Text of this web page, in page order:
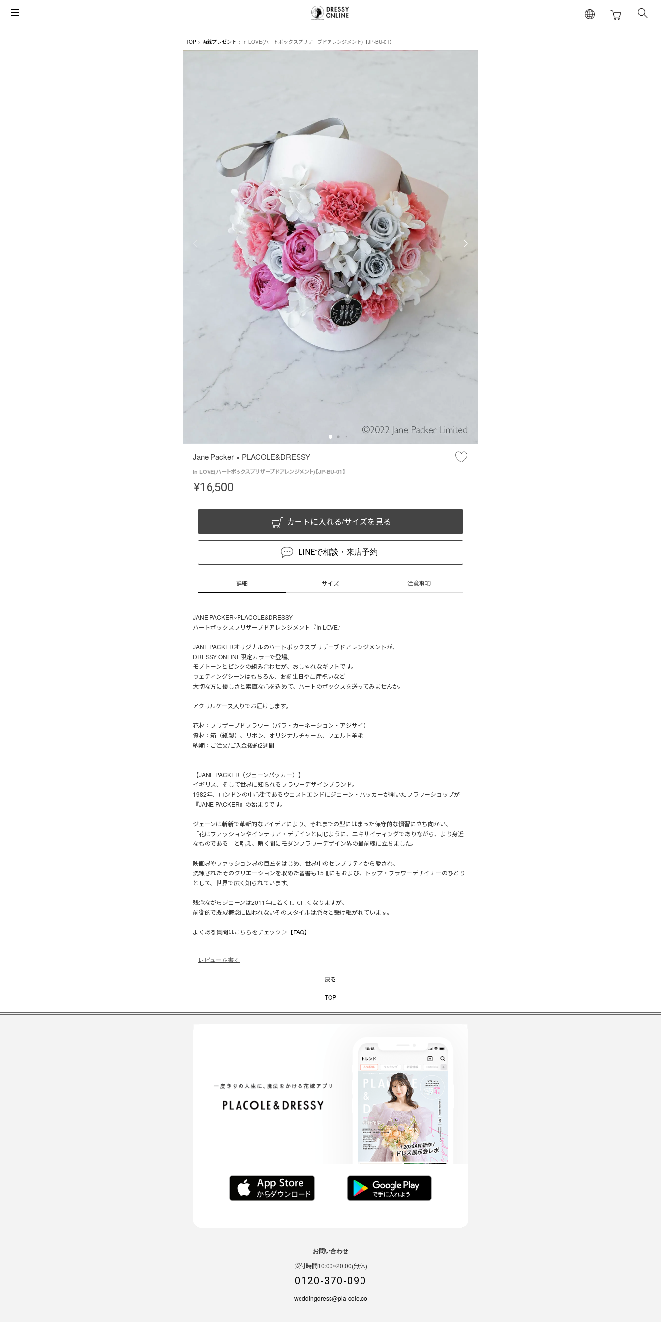
TOP 両親プレゼント In LOVE(ハートボックスプリザーブドアレンジメント)【JP-BU-01】
Jane Packer × PLACOLE&DRESSY
In LOVE(ハートボックスプリザーブドアレンジメント)【JP-BU-01】
¥16,500
カートに入れる/サイズを見る
LINEで相談・来店予約
詳細 サイズ 注意事項
JANE PACKER×PLACOLE&DRESSY
ハートボックスプリザーブドアレンジメント『In LOVE』
JANE PACKERオリジナルのハートボックスプリザーブドアレンジメントが、
DRESSY ONLINE限定カラーで登場。
モノトーンとピンクの組み合わせが、おしゃれなギフトです。
ウェディングシーンはもちろん、お誕生日や出産祝いなど
大切な方に優しさと素直な心を込めて、ハートのボックスを送ってみませんか。
アクリルケース入りでお届けします。
花材：プリザーブドフラワー（バラ・カーネーション・アジサイ）
資材：箱（紙製）、リボン、オリジナルチャーム、フェルト羊毛
納期：ご注文/ご入金後約2週間
【JANE PACKER（ジェーンパッカー）】
イギリス、そして世界に知られるフラワーデザインブランド。
1982年、ロンドンの中心街であるウェストエンドにジェーン・パッカーが開いたフラワーショップが
『JANE PACKER』の始まりです。
ジェーンは斬新で革新的なアイデアにより、それまでの型にはまった保守的な慣習に立ち向かい、
「花はファッションやインテリア・デザインと同じように、エキサイティングでありながら、より身近
なものである」と唱え、瞬く間にモダンフラワーデザイン界の最前線に立ちました。
映画界やファッション界の巨匠をはじめ、世界中のセレブリティから愛され、
洗練されたそのクリエーションを収めた著書も15冊にもおよび、トップ・フラワーデザイナーのひとり
として、世界で広く知られています。
残念ながらジェーンは2011年に若くして亡くなりますが、
前衛的で既成概念に囚われないそのスタイルは脈々と受け継がれています。
よくある質問はこちらをチェック▷ 【FAQ】
レビューを書く
戻る
TOP
お問い合わせ
受付時間10:00~20:00(無休)
0120-370-090
weddingdress@pla-cole.co